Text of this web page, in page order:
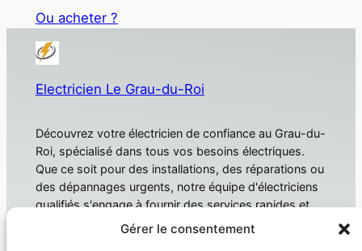
Gérer le consentement
Ou acheter ?
Electricien Le Grau-du-Roi
Découvrez votre électricien de confiance au Grau-du-
Roi, spécialisé dans tous vos besoins électriques.
Que ce soit pour des installations, des réparations ou
des dépannages urgents, notre équipe d'électriciens
qualifiés s'engage à fournir des services rapides et
fiables. Électricien Le Grau-du-Roi